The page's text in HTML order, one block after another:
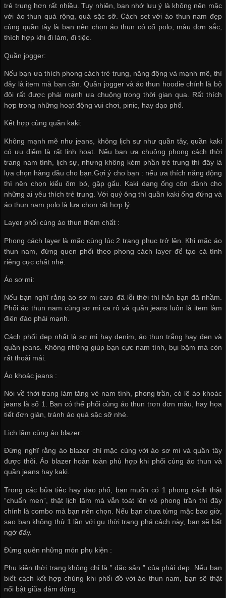
trẻ trung hơn rất nhiều. Tuy nhiên, bạn nhớ lưu ý là không nên mặc
với áo thun quá rộng, quá sặc sỡ. Cách set với áo thun nam đẹp
cùng quần tây là bạn nên chọn áo thun có cổ polo, màu đơn sắc,
thích hợp khi đi làm, đi tiệc.
Quần jogger:
Nếu bạn ưa thích phong cách trẻ trung, năng động và mạnh mẽ, thì
đây là item mà bạn cần. Quần jogger và áo thun hoodie chính là bộ
đôi rất được phái mạnh ưa chuộng trong thời gian qua. Rất thích
hợp trong những hoạt động vui chơi, pinic, hay dạo phố.
Kết hợp cùng quần kaki:
Không mạnh mẽ như jeans, không lịch sự như quần tây, quần kaki
có ưu điểm là rất linh hoạt. Nếu bạn ưa chuộng phong cách thời
trang nam tính, lịch sự, nhưng không kém phần trẻ trung thì đây là
lựa chọn hàng đầu cho bạn.Gợi ý cho bạn : nếu ưa thích năng động
thì nên chọn kiểu ôm bó, gập gấu. Kaki dạng ống côn dành cho
những ai yêu thích trẻ trung. Với quý ông thì quần kaki ống đứng và
áo thun nam polo là lựa chọn rất hợp lý.
Layer phối cùng áo thun thêm chất :
Phong cách layer là mặc cùng lúc 2 trang phục trở lên. Khi mặc áo
thun nam, đừng quen phối theo phong cách layer để tạo cá tính
riêng cực chất nhé.
Áo sơ mi:
Nếu bạn nghĩ rằng áo sơ mi caro đã lỗi thời thì hẳn bạn đã nhầm.
Phối áo thun nam cùng sơ mi ca rô và quần jeans luôn là item làm
điên đảo phái mạnh.
Cách phối đẹp nhất là sơ mi hay denim, áo thun trắng hay đen và
quần jeans. Không những giúp bạn cực nam tính, bụi bặm mà còn
rất thoải mái.
Áo khoác jeans :
Nói về thời trang làm tăng vẻ nam tính, phong trần, có lẽ áo khoác
jeans là số 1. Bạn có thể phối cùng áo thun trơn đơn màu, hay họa
tiết đơn giản, tránh áo quá sặc sỡ nhé.
Lịch lãm cùng áo blazer:
Đừng nghĩ rằng áo blazer chỉ mặc cùng với áo sơ mi và quần tây
được thôi. Áo blazer hoàn toàn phù hợp khi phối cùng áo thun và
quần jeans hay kaki.
Trong các bữa tiệc hay dạo phố, bạn muốn có 1 phong cách thật
“chuẩn men”, thật lịch lãm mà vẫn toát lên vẻ phong trần thì đây
chính là combo mà bạn nên chọn. Nếu bạn chưa từng mặc bao giờ,
sao bạn không thử 1 lần với gu thời trang phá cách này, bạn sẽ bất
ngờ đấy.
Đừng quên những món phụ kiện :
Phụ kiện thời trang không chỉ là ” đặc sản ” của phái đẹp. Nếu bạn
biết cách kết hợp chúng khi phối đồ với áo thun nam, bạn sẽ thật
nổi bật giũa đám đông.